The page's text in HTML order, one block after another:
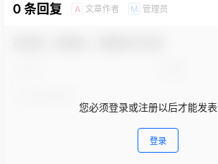
0 条回复 A 文章作者 M 管理员
您必须登录或注册以后才能发
登录